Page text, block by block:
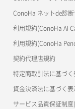
ConoHa ネットde診
利用規約(ConoHa AI
利用規約(ConoHa
契約代理店規約
特定商取引法に基づ
資金決済法に基づく表
サービス品質保証制度